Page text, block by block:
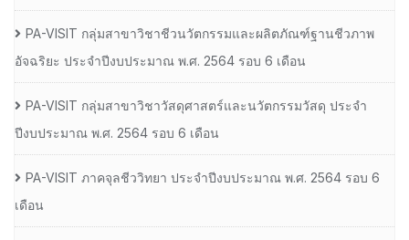
PA-VISIT กลุ่มสาขาวิชาชีวนวัตกรรมและผลิตภัณฑ์ฐานชีวภาพ
อัจฉริยะ ประจำปีงบประมาณ พ.ศ. 2564 รอบ 6 เดือน
PA-VISIT กลุ่มสาขาวิชาวัสดุศาสตร์และนวัตกรรมวัสดุ ประจำ
ปีงบประมาณ พ.ศ. 2564 รอบ 6 เดือน
PA-VISIT ภาคจุลชีววิทยา ประจำปีงบประมาณ พ.ศ. 2564 รอบ 6
เดือน